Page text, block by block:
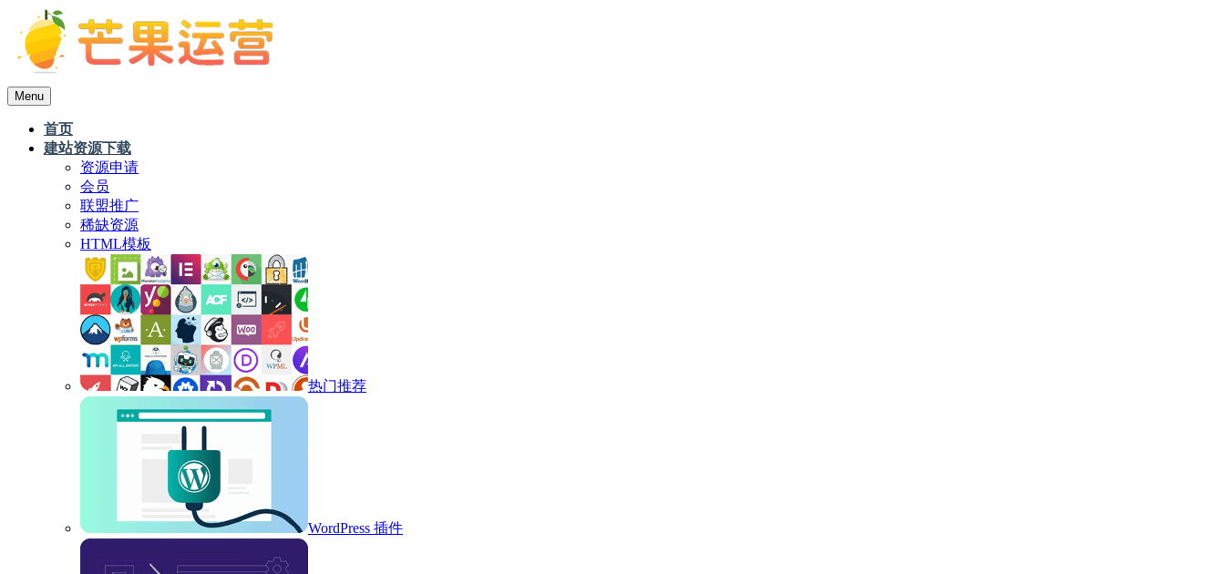
Menu
首页
建站资源下载
资源申请
会员
联盟推广
稀缺资源
HTML模板
热门推荐
WordPress 插件